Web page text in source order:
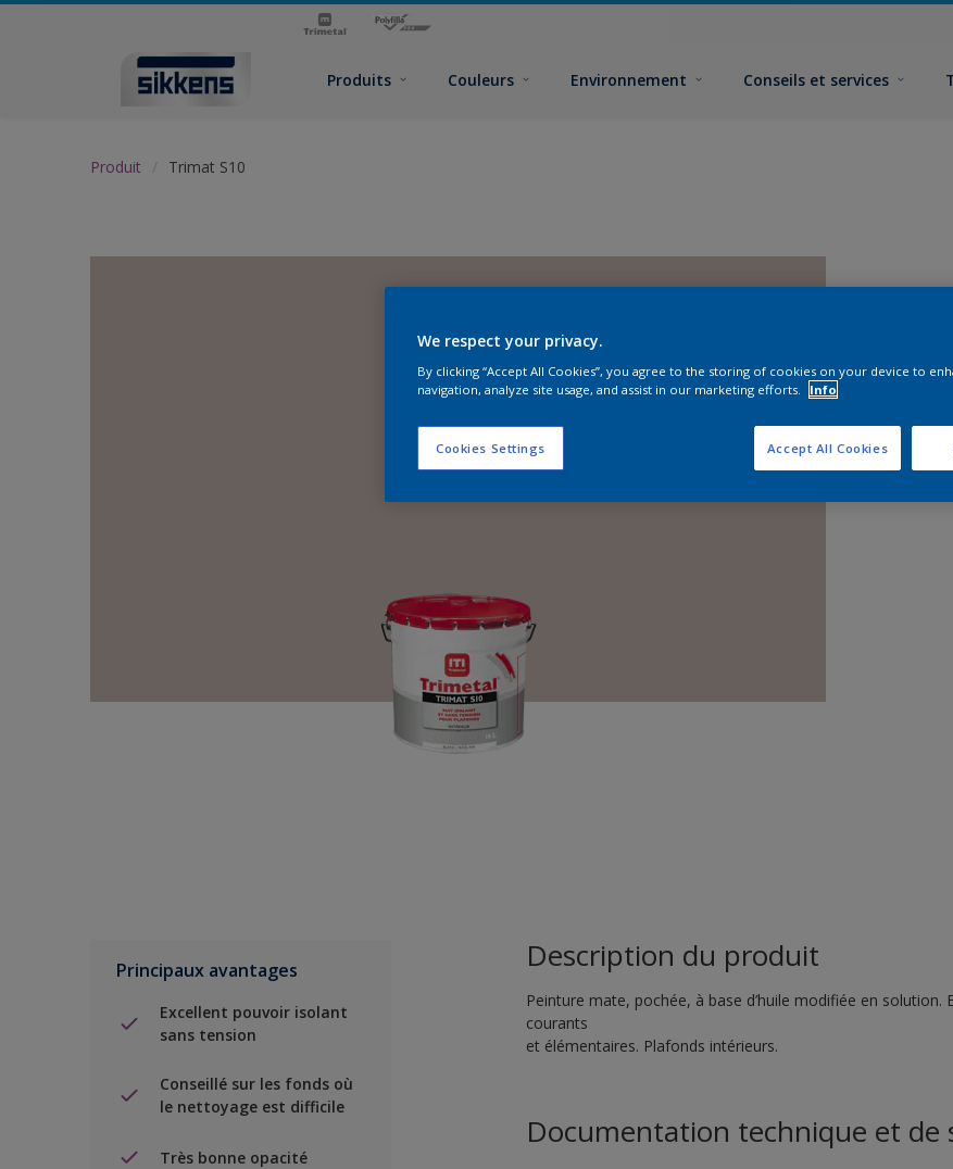
Produits Couleurs Environnement Conseils et services
Produit Trimat S10
Principaux avantages
Excellent pouvoir isolant
sans tension
Conseillé sur les fonds où
le nettoyage est difficile
Très bonne opacité
Description du produit
Peinture mate, pochée, à base d’huile modifiée en
courants
et élémentaires. Plafonds intérieurs.
Documentation technique et de
We respect your privacy.
By clicking “Accept All Cookies”, you agree to the storing of cookies on your device to
navigation, analyze site usage, and assist in our marketing efforts.
Info
Cookies Settings Accept All Cookies